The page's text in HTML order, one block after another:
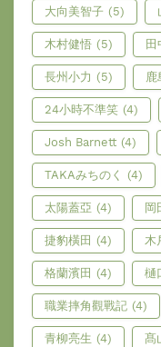
大向美智子 (5)
木村健悟 (5) 田
長州小力 (5) 鹿
24小時不準笑 (4)
Josh Barnett (4)
TAKAみちのく (4)
太陽蓋亞 (4) 岡
捷豹橫田 (4) 木
格蘭濱田 (4) 樋
職業摔角觀戰記 (4)
青柳亮生 (4) 髙